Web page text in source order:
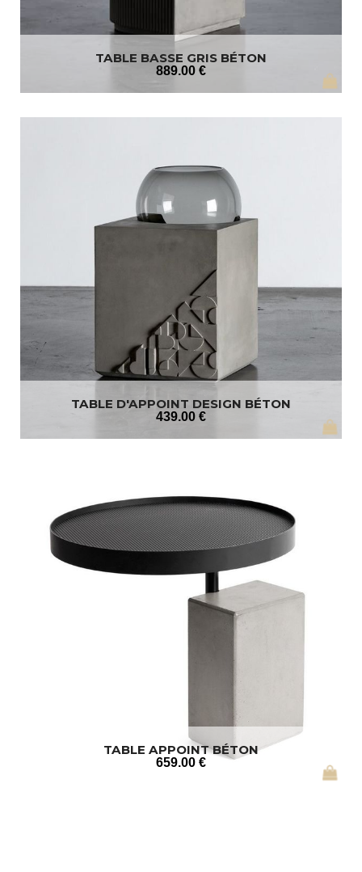
TABLE BASSE GRIS BÉTON
889.00 €
TABLE D'APPOINT DESIGN BÉTON
439.00 €
TABLE APPOINT BÉTON
659.00 €